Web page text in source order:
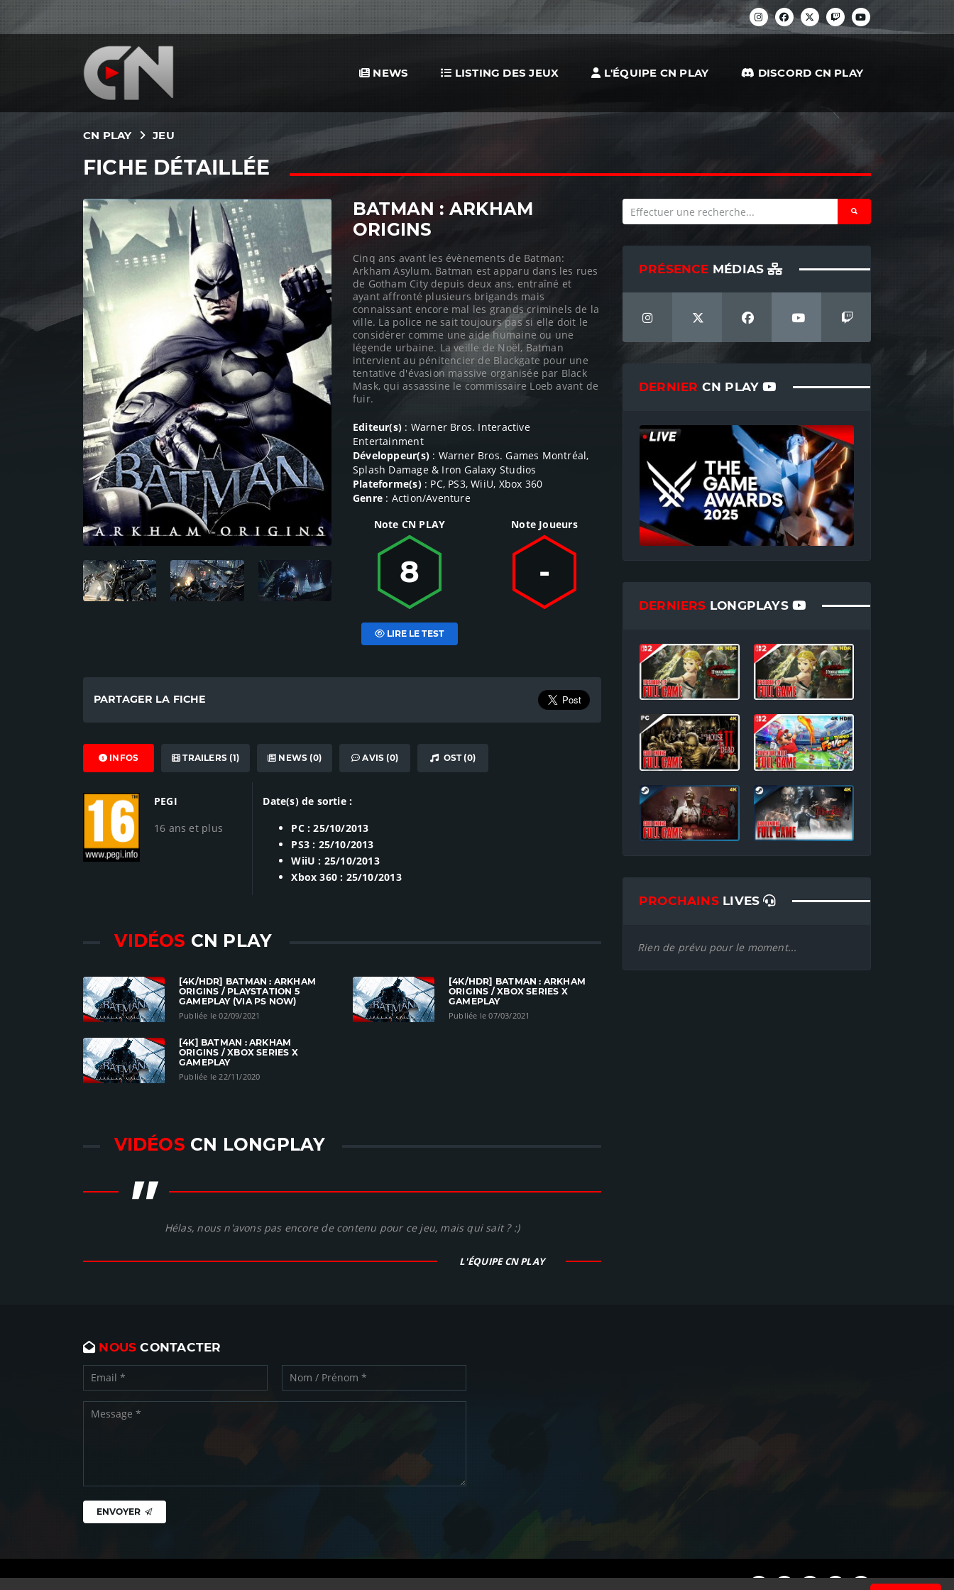
NEWS LISTING DES JEUX L'ÉQUIPE CN PLAY DISCORD CN PLAY
CN PLAY JEU
FICHE DÉTAILLÉE
BATMAN : ARKHAM
ORIGINS
Cinq ans avant les évènements de Batman:
Arkham Asylum. Batman est apparu dans les rues
de Gotham City depuis deux ans, entraîné et
ayant affronté plusieurs brigands mais
connaissant encore mal les grands criminels de la
ville. La police ne sait toujours pas si elle doit le
considérer comme une aide humaine ou une
légende urbaine. La veille de Noël, Batman
intervient au pénitencier de Blackgate pour une
tentative d'évasion massive organisée par Black
Mask, qui assassine le commissaire Loeb avant de
fuir.
Editeur(s) : Warner Bros. Interactive
Entertainment
Développeur(s): Warner Bros. Games Montréal,
Splash Damage & Iron Galaxy Studios
Plateforme(s): PC, PS3, WiiU, Xbox 360
Genre : Action/Aventure
Note CN PLAY
8
LIRE LE TEST
Note Joueurs
-
PARTAGER LA FICHE
INFOS TRAILERS (1) NEWS (0) AVIS (0) OST (0)
PEGI
16 ans et plus
Date(s) de sortie :
PC : 25/10/2013
PS3 : 25/10/2013
WiiU : 25/10/2013
Xbox 360 : 25/10/2013
VIDÉOS CN PLAY
[4K/HDR] BATMAN : ARKHAM
ORIGINS / PLAYSTATION 5
GAMEPLAY (VIA PS NOW)
Publiée le 02/09/2021
[4K/HDR] BATMAN : ARKHAM
ORIGINS / XBOX SERIES X
GAMEPLAY
Publiée le 07/03/2021
[4K] BATMAN : ARKHAM
ORIGINS / XBOX SERIES X
GAMEPLAY
Publiée le 22/11/2020
VIDÉOS CN LONGPLAY
" Hélas, nous n'avons pas encore de contenu pour ce jeu, mais qui sait ? :)
L'ÉQUIPE CN PLAY
PRÉSENCE MÉDIAS
DERNIER CN PLAY
DERNIERS LONGPLAYS
PROCHAINSLIVES
Rien de prévu pour le moment...
NOUS CONTACTER
ENVOYER